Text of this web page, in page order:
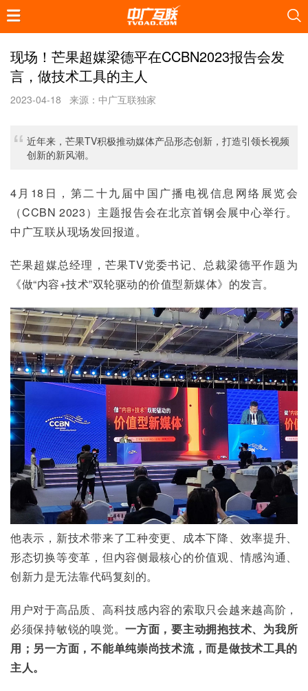
现场！芒果超媒梁德平在CCBN2023报告会发
言，做技术工具的主人
2023-04-18 来源：中广互联独家
近年来，芒果TV积极推动媒体产品形态创新，打造引领长视频
创新的新风潮。
4月18日，第二十九届中国广播电视信息网络展览会
（CCBN 2023）主题报告会在北京首钢会展中心举行。
中广互联从现场发回报道。
芒果超媒总经理，芒果TV党委书记、总裁梁德平作题为
《做“内容+技术”双轮驱动的价值型新媒体》的发言。
他表示，新技术带来了工种变更、成本下降、效率提升、
形态切换等变革，但内容侧最核心的价值观、情感沟通、
创新力是无法靠代码复刻的。
用户对于高品质、高科技感内容的索取只会越来越高阶，
必须保持敏锐的嗅觉。一方面，要主动拥抱技术、为我所
用；另一方面，不能单纯崇尚技术流，而是做技术工具的
主人。